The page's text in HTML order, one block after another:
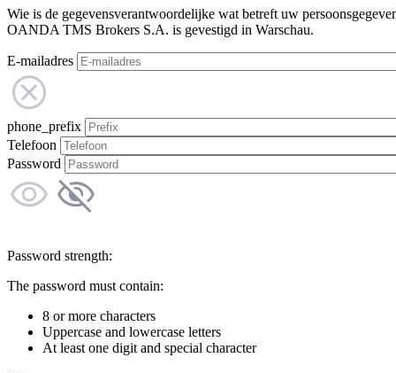
Wie is de gegevensverantwoordelijke wat betreft uw
OANDA TMS Brokers S.A. is gevestigd in Warschau.
E-mailadres
phone_prefix
Telefoon
Password
Password strength:
The password must contain:
8 or more characters
Uppercase and lowercase letters
At least one digit and special character